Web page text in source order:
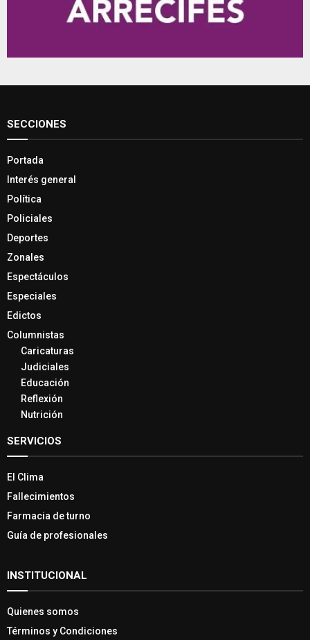
SECCIONES
Portada
Interés general
Política
Policiales
Deportes
Zonales
Espectáculos
Especiales
Edictos
Columnistas
Caricaturas
Judiciales
Educación
Reflexión
Nutrición
SERVICIOS
El Clima
Fallecimientos
Farmacia de turno
Guía de profesionales
INSTITUCIONAL
Quienes somos
Términos y Condiciones